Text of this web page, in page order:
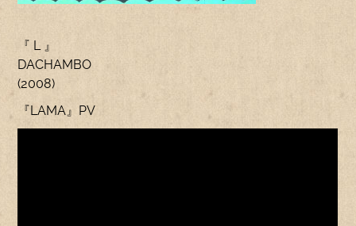
『 L 』
DACHAMBO
(2008)
『LAMA』PV